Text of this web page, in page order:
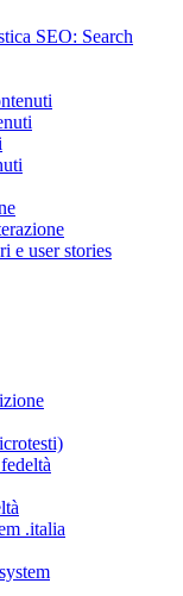
SEO: Search
e user stories
.italia